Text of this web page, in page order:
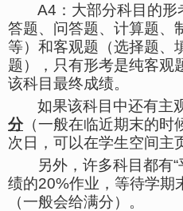
A4 ：大部分科目的
答题、问答题、计算题、
等）和客观题（选择题、
题），只有形考是纯客观
该科目最终成绩。
如果该科目中还有主
分（一般在临近期末的时
次日，可以在学生空间主
另外，许多科目都有
绩的20%作业，等待学期
（一般会给满分）。